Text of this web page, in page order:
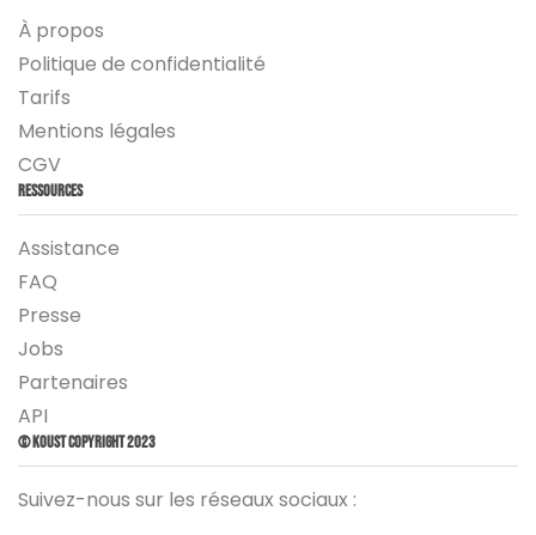
À propos
Politique de confidentialité
Tarifs
Mentions légales
CGV
Ressources
Assistance
FAQ
Presse
Jobs
Partenaires
API
© Koust Copyright 2023
Suivez-nous sur les réseaux sociaux :